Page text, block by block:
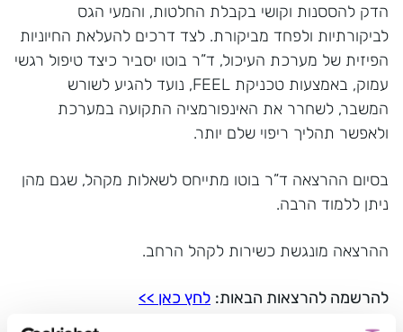
הדק להססנות וקושי בקבלת החלטות, והמעי הגס
לביקורתיות ולפחד מביקורת. לצד דרכים להעלאת החיוניות
הפיזית של מערכת העיכול, ד”ר בוטו יסביר כיצד טיפול רגשי
עמוק, באמצעות טכניקת FEEL, נועד להגיע לשורש
המשבר, לשחרר את האינפורמציה התקועה במערכת
ולאפשר תהליך ריפוי שלם יותר.
בסיום ההרצאה ד”ר בוטו מתייחס לשאלות מקהל, שגם מהן
ניתן ללמוד הרבה.
ההרצאה מונגשת כשירות לקהל הרחב.
להרשמה להרצאות הבאות: לחץ כאן >>